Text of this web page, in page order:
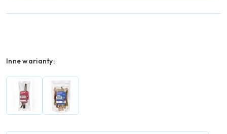
Wariant
Inne warianty: